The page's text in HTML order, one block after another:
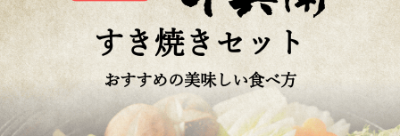
すき焼きセット
おすすめの美味しい食べ方